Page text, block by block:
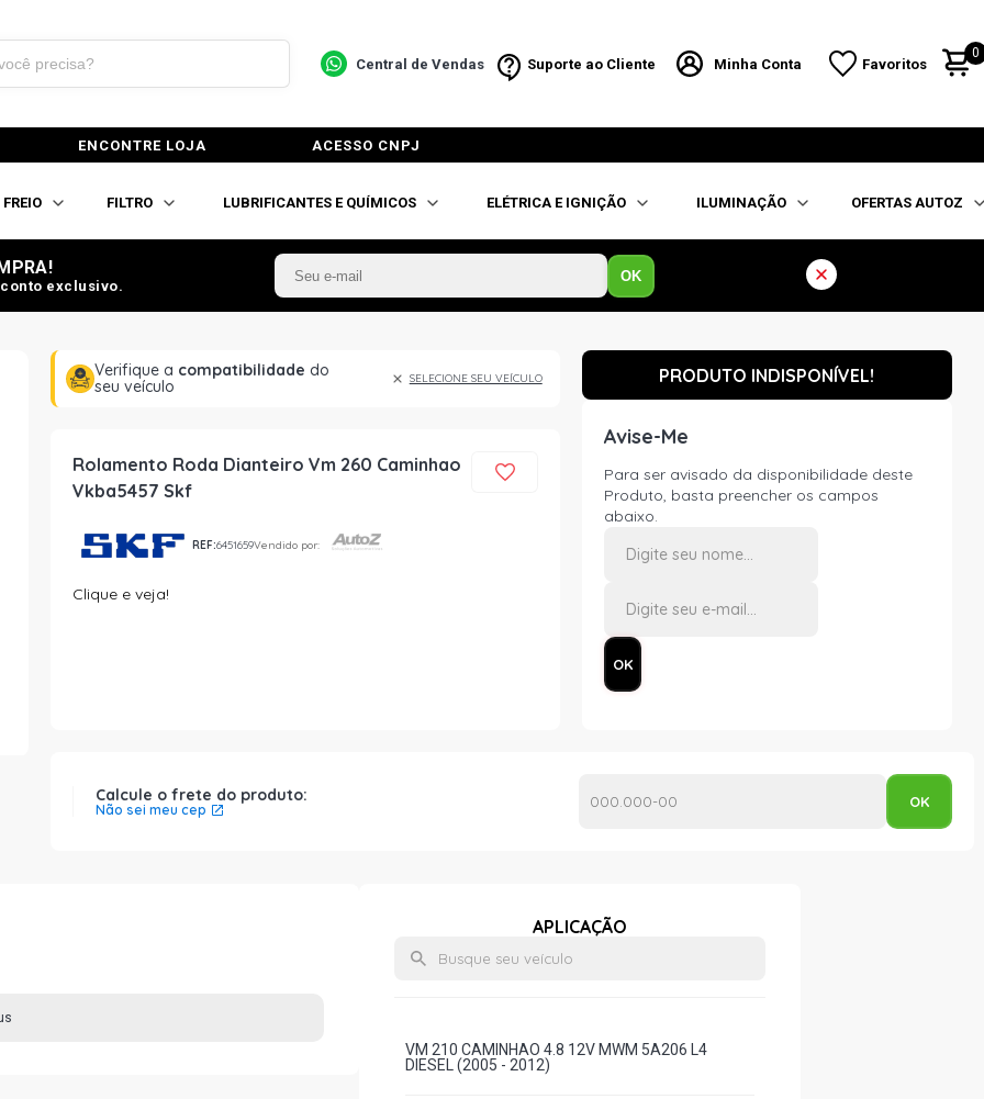
Central de Vendas Suporte ao Cliente Minha Conta Favoritos
0
ENCONTRE LOJA ACESSO CNPJ
FREIO FILTRO LUBRIFICANTES E QUÍMICOS ELÉTRICA E IGNIÇÃO ILUMINAÇÃO OFERTAS AUTOZ
exclusivo.
OK
Verifique a compatibilidade do
seu veículo
SELECIONE SEU VEÍCULO
Rolamento Roda Dianteiro Vm 260 Caminhao
Vkba5457 Skf
REF:6451659Vendido por:
Clique e veja!
PRODUTO INDISPONÍVEL!
Avise-Me
Para ser avisado da disponibilidade deste
Produto, basta preencher os campos
abaixo.
Calcule o frete do produto:
Não sei meu cep
APLICAÇÃO
VM 210 CAMINHAO 4.8 12V MWM 5A206 L4
DIESEL (2005 - 2012)